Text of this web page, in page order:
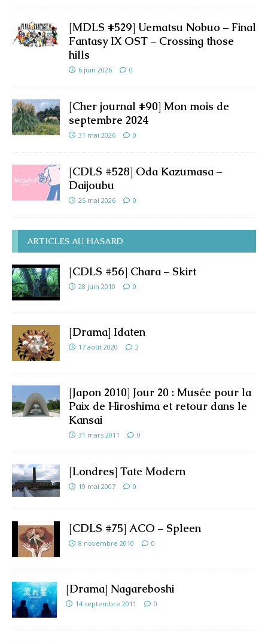
[MDLS #529] Uematsu Nobuo – Final
Fantasy IX OST – Crossing those
hills
6 juin 2026 0
[Cher journal #90] Mon mois de
septembre 2024
31 mai 2026 0
[CDLS #528] Oda Kazumasa –
Daijoubu
25 mai 2026 0
ARTICLES AU HASARD
[CDLS #56] Chara – Skirt
28 juin 2010 0
[Drama] Idaten
17 août 2020 2
[Japon 2010] Jour 20 : Musée pour la
Paix de Hiroshima et retour dans le
Kansai
31 mars 2011 0
[Londres] Tate Modern
19 mai 2007 0
[CDLS #75] ACO – Spleen
8 novembre 2010 0
[Drama] Nagareboshi
14 septembre 2011 0